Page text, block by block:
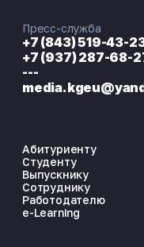
Абитуриенту
Студенту
Выпускнику
Сотруднику
Работодателю
e-Learning
Пресс-служба
+7 (843) 519-43-
+7 (937) 287-68-
---